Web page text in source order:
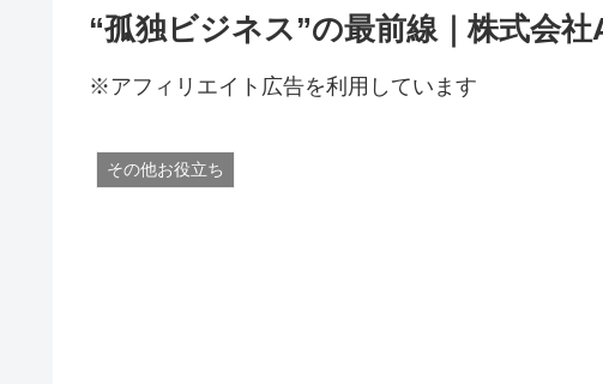
“孤独ビジネス”の最前線｜株式会
※アフィリエイト広告を利用しています
その他お役立ち